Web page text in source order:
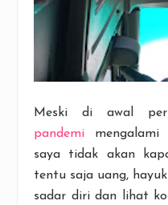
Meski di awal
pandemi mengalami
saya tidak akan
tentu saja uang,
sadar diri dan lihat